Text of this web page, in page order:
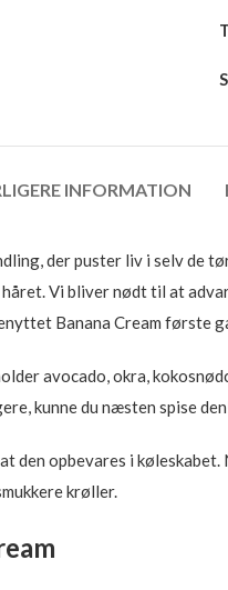
INFORMATION
der puster liv i selv
Vi bliver nødt til at
Banana Cream første
avocado, okra,
kunne du næsten spise
opbevares i
krøller.